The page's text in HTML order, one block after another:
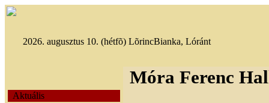
2026. augusztus 10. (hétfõ) LõrincBianka, Lóránt
Aktuális
Móra Ferenc